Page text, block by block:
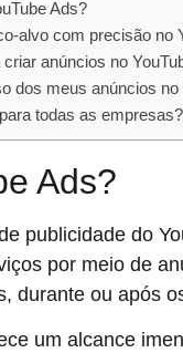
Ads?
alvo com precisão no
anúncios no
dos meus anúncios no
todas as empresas?
Ads?
publicidade do
por meio de
durante ou após
um alcance